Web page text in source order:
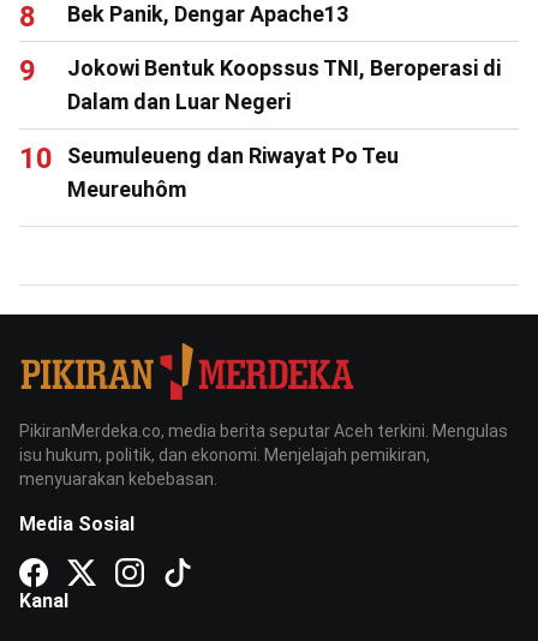
Bek Panik, Dengar Apache13
Jokowi Bentuk Koopssus TNI, Beroperasi di
Dalam dan Luar Negeri
Seumuleueng dan Riwayat Po Teu
Meureuhôm
PikiranMerdeka.co, media berita seputar Aceh terkini. Mengulas
isu hukum, politik, dan ekonomi. Menjelajah pemikiran,
menyuarakan kebebasan.
Media Sosial
Kanal